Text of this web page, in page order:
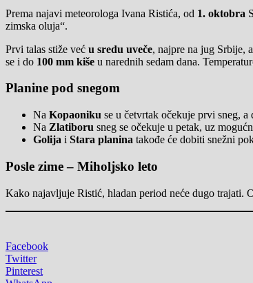
Prema najavi meteorologa Ivana Ristića, od 1. oktobra
zimska oluja“.
Prvi talas stiže već u sredu uveče, najpre na jug Srbije,
se i do 100 mm kiše u narednih sedam dana.
Planine pod snegom
Na Kopaoniku se u četvrtak očekuje prvi sneg,
Na Zlatiboru sneg se očekuje u petak, uz
Golija i Stara planina takođe će dobiti snežni
Posle zime – Miholjsko leto
Kako najavljuje Ristić, hladan period neće dugo trajati.
Facebook
Twitter
Pinterest